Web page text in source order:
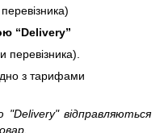
“Delivery”
перевізника).
з тарифами
відправляються